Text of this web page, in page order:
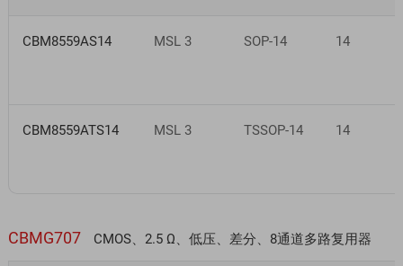
CBM8559AS14 MSL 3 SOP-14 14
CBM8559ATS14 MSL 3 TSSOP-14 14
CBMG707 CMOS、2.5 Ω、低压、差分、8通道多路复用器